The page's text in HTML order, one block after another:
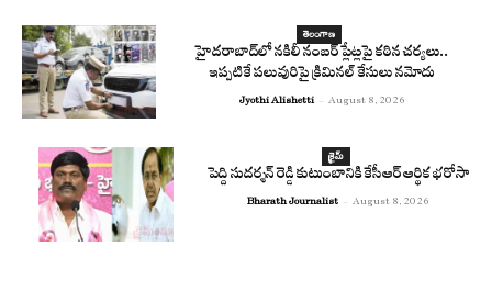
తెలంగాణ
హైదరాబాద్‌లో నకిలీ నంబర్ ప్లేట్లపై కఠిన చర్యలు..
ఇప్పటికే పలువురిపై క్రిమినల్ కేసులు నమోదు
Jyothi Alishetti - August 8, 2026
క్రైమ్
పెద్ది సుదర్శన్ రెడ్డి కుటుంబానికి కేసీఆర్ ఆర్థిక భరోసా
Bharath Journalist - August 8, 2026